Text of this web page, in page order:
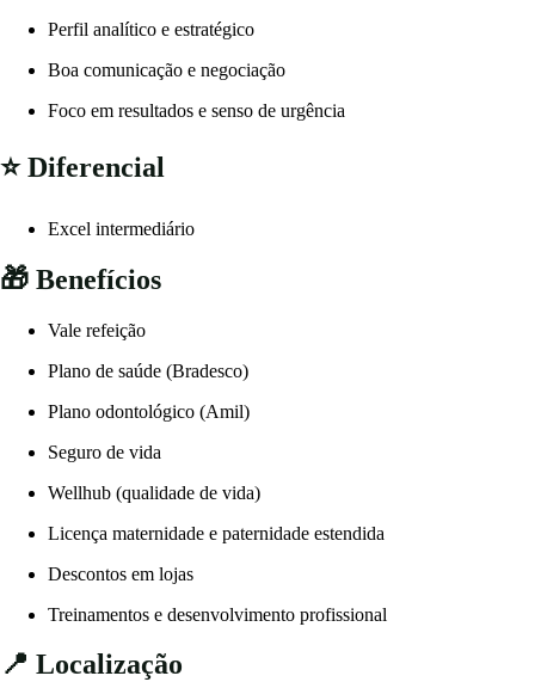
Perfil analítico e estratégico
Boa comunicação e negociação
Foco em resultados e senso de urgência
⭐ Diferencial
Excel intermediário
🎁 Benefícios
Vale refeição
Plano de saúde (Bradesco)
Plano odontológico (Amil)
Seguro de vida
Wellhub (qualidade de vida)
Licença maternidade e paternidade estendida
Descontos em lojas
Treinamentos e desenvolvimento profissional
📍 Localização